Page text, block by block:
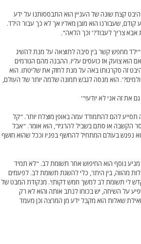
קצת שונה של העניין הוא התבססותנו על ידע
שעבורנו הוא מובן מאליו אך לא כך עבור הילד.
צריך לעבוד?' וכך הלאה".
מחפש קשר בין סיבה לתוצאה על מנת להשיג
הוא צועק אז כועסים עליו. ההבנה מהם הגורמים
זה סקרנותו באה על מנת לחזק את שליטתו. הוא
הוא מנסה לגבש תמונה שלמה יותר של העולם,
את זה אני לא יודע!"'
תסייע להם להתמודד עמה באופן מוצלח יותר. "קל
הקשבה או סתם בשביל להרגיז", הוא אומר. "אבל
נפגש בעולם המתחיל להחשף בפניו וככל שהוא חושף
נוסף הוא החיפוש אחר תשומת לב. "לא תמיד
מהווה, בין היתר, כלי להשגת תשומת לב. לפעמים
לי תשומת לב למשך חמש דקות!'. מנקודת המבט של
על השיחה, יש בכוחו לנתב אותה והוא לא רק
שאלות הוא מקבל ידע מן המרצה וכן מעמד